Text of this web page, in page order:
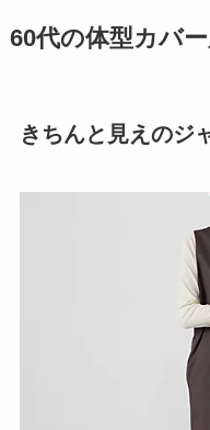
60代の体型カバ
きちんと見えのジ